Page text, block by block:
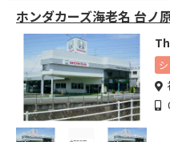
ホンダカーズ海老名 台ノ